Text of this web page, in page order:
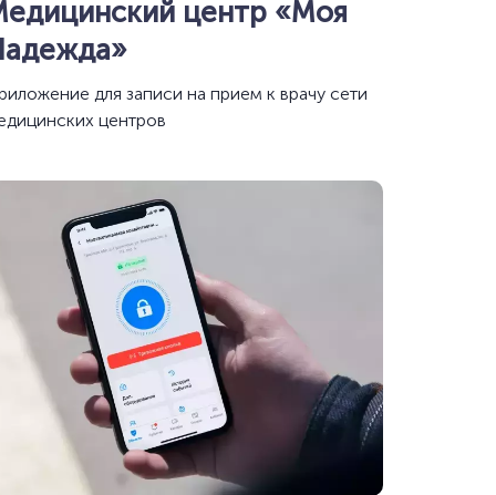
центр «Моя
для записи на прием к врачу сети
центров